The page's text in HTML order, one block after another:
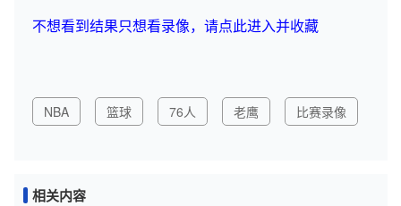
不想看到结果只想看录像，请点此进入并收藏
NBA 篮球 76人 老鹰 比赛录像
相关内容